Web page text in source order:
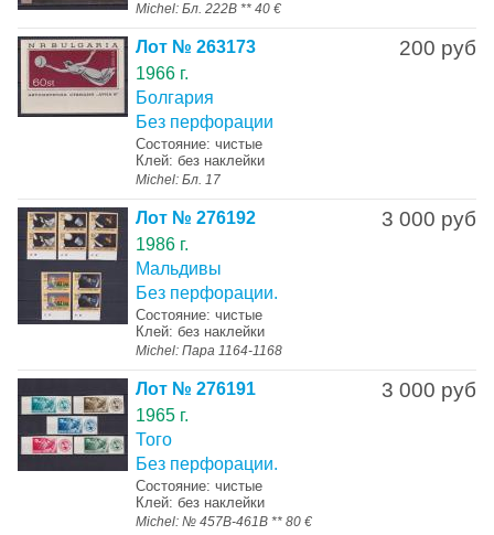
Michel: Бл. 222B ** 40 €
200 руб
Лот № 263173
1966 г.
Болгария
Без перфорации
Состояние: чистые
Клей: без наклейки
Michel: Бл. 17
3 000 руб
Лот № 276192
1986 г.
Мальдивы
Без перфорации.
Состояние: чистые
Клей: без наклейки
Michel: Пара 1164-1168
3 000 руб
Лот № 276191
1965 г.
Того
Без перфорации.
Состояние: чистые
Клей: без наклейки
Michel: № 457B-461B ** 80 €